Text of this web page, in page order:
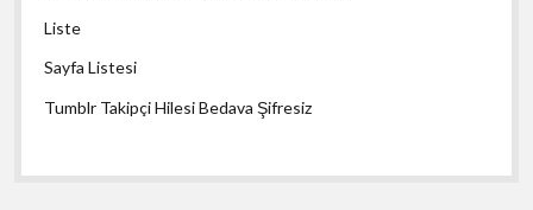
Liste
Sayfa Listesi
Tumblr Takipçi Hilesi Bedava Şifresiz